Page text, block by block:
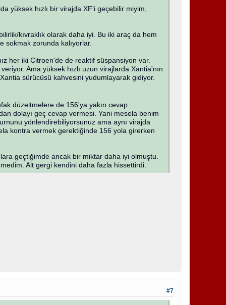
yüksek hızlı bir virajda XF'i geçebilir miyim,
kıvraklık olarak daha iyi. Bu iki araç da hem
sokmak zorunda kalıyorlar.
her iki Citroen'de de reaktif süspansiyon var.
Ama yüksek hızlı uzun virajlarda Xantia'nın
sürücüsü kahvesini yudumlayarak gidiyor.
düzeltmelere de 156'ya yakın cevap
dolayı geç cevap vermesi. Yani mesela benim
yönlendirebiliyorsunuz ama aynı virajda
kontra vermek gerektiğinde 156 yola girerken
geçtiğimde ancak bir miktar daha iyi olmuştu.
Alt gergi kendini daha fazla hissettirdi.
#7